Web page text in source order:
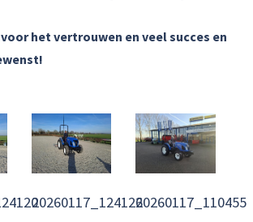
het vertrouwen en veel succes en
20260117_12412620260117_110455